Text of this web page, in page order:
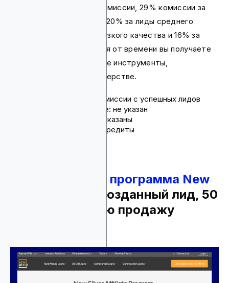
можете получить 17% комиссии, 29% комиссии за
лиды высшего качества, 20% за лиды среднего
качества, 18% за лиды низкого качества и 16% за
непригодные лиды. Время от времени вы получаете
различные маркетинговые инструменты,
помогающие вам в партнерстве.
Комиссия: до 10% комиссии с успешных лидов
Срок действия cookie: не указан
Способы оплаты: не указаны
Продукты: срочные кредиты
Партнерская программа New
- $50 за созданный лид, 50
б.п. за закрытую продажу